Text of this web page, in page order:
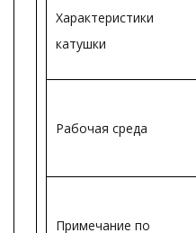
Характеристики
катушки
Рабочая среда
Примечание по